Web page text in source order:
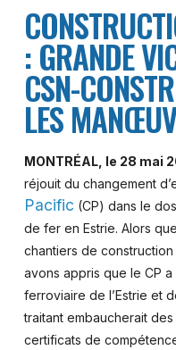
: GRANDE
CSN-
LES
MONTRÉAL, le 28 mai
réjouit du changement
Pacific (CP) dans le
de fer en Estrie. Alors
chantiers de
avons appris que le CP
ferroviaire de l’Estrie et
traitant embaucherait
certificats de